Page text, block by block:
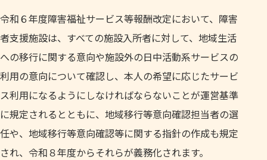
令和６年度障害福祉サービス等報酬改定において、障害
者支援施設は、すべての施設入所者に対して、地域生活
への移行に関する意向や施設外の日中活動系サービスの
利用の意向について確認し、本人の希望に応じたサービ
ス利用になるようにしなければならないことが運営基準
に規定されるとともに、地域移行等意向確認担当者の選
任や、地域移行等意向確認等に関する指針の作成も規定
され、令和８年度からそれらが義務化されます。